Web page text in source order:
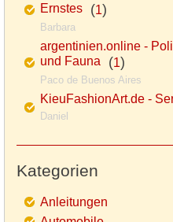
Ernstes (1)
Barbara
argentinien.online -
und Fauna (1)
Paco de Buenos Aires
KieuFashionArt.de -
Daniel
Kategorien
Anleitungen